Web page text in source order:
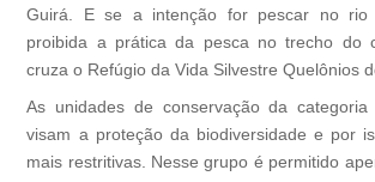
Guirá. E se a intenção for pescar no rio
proibida a prática da pesca no trecho do
cruza o Refúgio da Vida Silvestre Quelônios
As unidades de conservação da categoria
visam a proteção da biodiversidade e por
mais restritivas. Nesse grupo é permitido